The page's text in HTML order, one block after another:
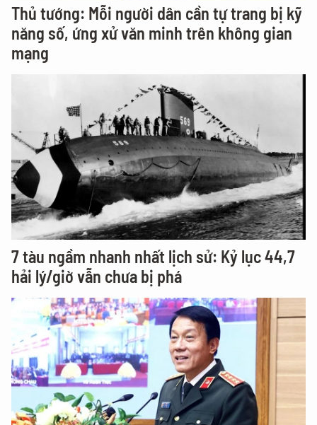
Thủ tướng: Mỗi người dân cần tự trang bị kỹ
năng số, ứng xử văn minh trên không gian
mạng
7 tàu ngầm nhanh nhất lịch sử: Kỷ lục 44,7
hải lý/giờ vẫn chưa bị phá